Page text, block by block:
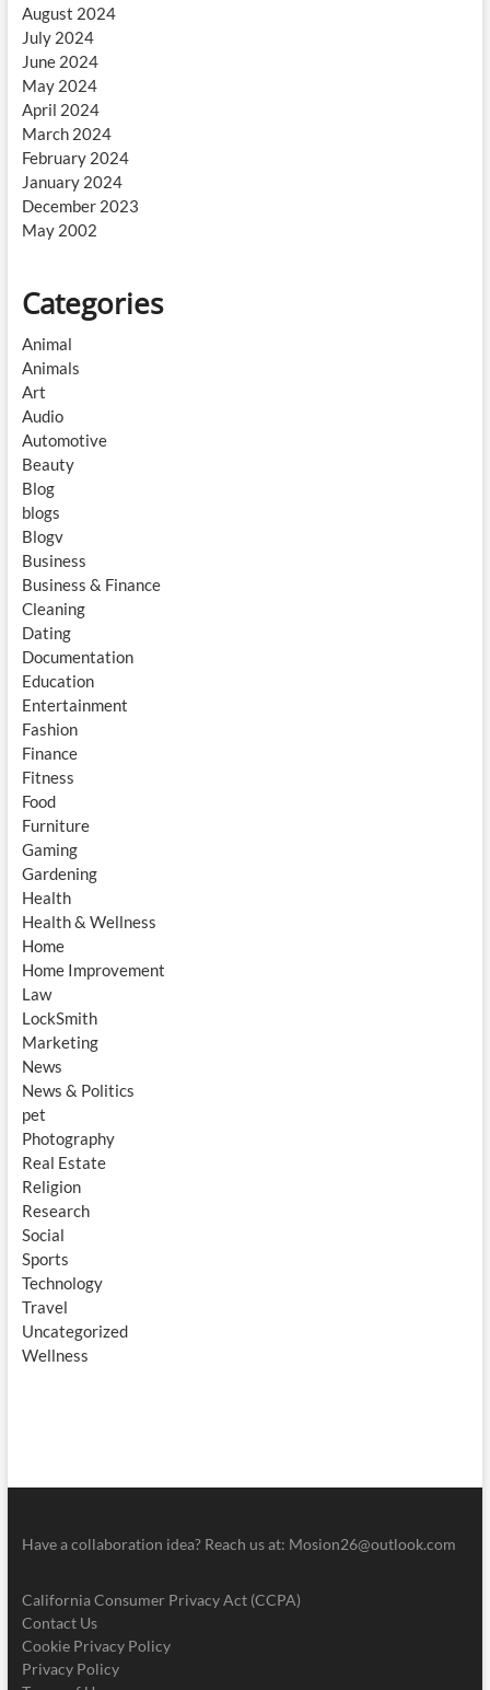
August 2024
July 2024
June 2024
May 2024
April 2024
March 2024
February 2024
January 2024
December 2023
May 2002
Categories
Animal
Animals
Art
Audio
Automotive
Beauty
Blog
blogs
Blogv
Business
Business & Finance
Cleaning
Dating
Documentation
Education
Entertainment
Fashion
Finance
Fitness
Food
Furniture
Gaming
Gardening
Health
Health & Wellness
Home
Home Improvement
Law
LockSmith
Marketing
News
News & Politics
pet
Photography
Real Estate
Religion
Research
Social
Sports
Technology
Travel
Uncategorized
Wellness
Have a collaboration idea? Reach us at: Mosion26@outlook.com
California Consumer Privacy Act (CCPA)
Contact Us
Cookie Privacy Policy
Privacy Policy